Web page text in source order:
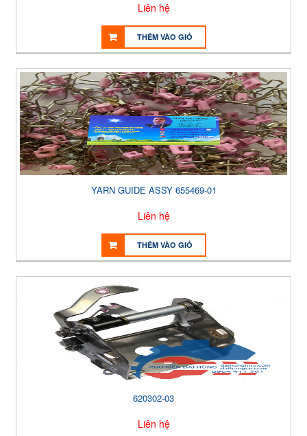
Liên hệ
THÊM VÀO GIỎ
YARN GUIDE ASSY 655469-01
Liên hệ
THÊM VÀO GIỎ
620302-03
Liên hệ